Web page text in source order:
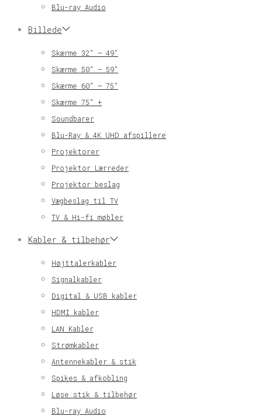
Blu-ray Audio
Billede
Skærme 32″ – 49″
Skærme 50″ – 59″
Skærme 60″ – 75″
Skærme 75″ +
Soundbarer
Blu-Ray & 4K UHD afspillere
Projektorer
Projektor Lærreder
Projektor beslag
Vægbeslag til TV
TV & Hi-fi møbler
Kabler & tilbehør
Højttalerkabler
Signalkabler
Digital & USB kabler
HDMI kabler
LAN Kabler
Strømkabler
Antennekabler & stik
Spikes & afkobling
Løse stik & tilbehør
Blu-ray Audio